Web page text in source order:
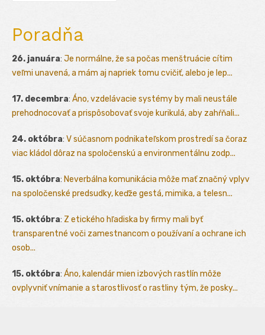
Poradňa
26. januára: Je normálne, že sa počas menštruácie cítim
veľmi unavená, a mám aj napriek tomu cvičiť, alebo je lep...
17. decembra: Áno, vzdelávacie systémy by mali neustále
prehodnocovať a prispôsobovať svoje kurikulá, aby zahŕňali...
24. októbra: V súčasnom podnikateľskom prostredí sa čoraz
viac kládol dôraz na spoločenskú a environmentálnu zodp...
15. októbra: Neverbálna komunikácia môže mať značný vplyv
na spoločenské predsudky, keďže gestá, mimika, a telesn...
15. októbra: Z etického hľadiska by firmy mali byť
transparentné voči zamestnancom o používaní a ochrane ich
osob...
15. októbra: Áno, kalendár mien izbových rastlín môže
ovplyvniť vnímanie a starostlivosť o rastliny tým, že posky...